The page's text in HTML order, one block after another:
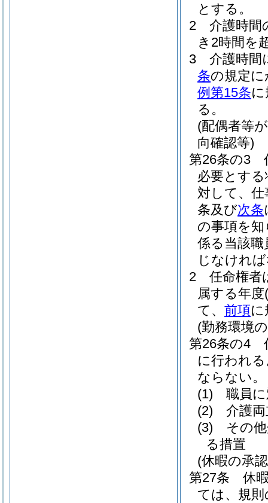
とする。
2
介護時間
き2時間を
3
介護時間
条の規定
例第15条
る。
(配偶者等
向確認等)
第26条の3
必要とす
対して、
条及び次条
の事項を
係る当該
じなけれ
2
任命権者
属する年度
て、 前項
(勤務環境
第26条の4
に行われ
ならない。
(1)
職員
(2)
介護
(3)
その
る措置
(休暇の承
第27条
休
ては、規